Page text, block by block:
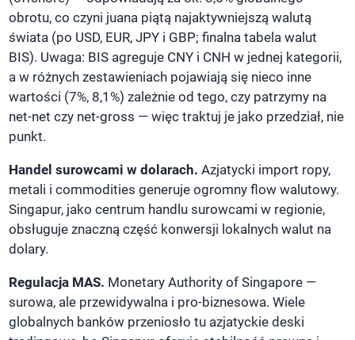
obrotu, co czyni juana piątą najaktywniejszą walutą
świata (po USD, EUR, JPY i GBP; finalna tabela walut
BIS). Uwaga: BIS agreguje CNY i CNH w jednej kategorii,
a w różnych zestawieniach pojawiają się nieco inne
wartości (7%, 8,1%) zależnie od tego, czy patrzymy na
net-net czy net-gross — więc traktuj je jako przedział, nie
punkt.
Handel surowcami w dolarach. Azjatycki import ropy,
metali i commodities generuje ogromny flow walutowy.
Singapur, jako centrum handlu surowcami w regionie,
obsługuje znaczną część konwersji lokalnych walut na
dolary.
Regulacja MAS. Monetary Authority of Singapore —
surowa, ale przewidywalna i pro-biznesowa. Wiele
globalnych banków przeniosło tu azjatyckie deski